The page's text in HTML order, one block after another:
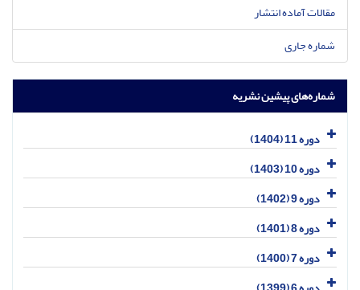
مقالات آماده انتشار
شماره جاری
شماره‌های پیشین نشریه
دوره 11 (1404)
دوره 10 (1403)
دوره 9 (1402)
دوره 8 (1401)
دوره 7 (1400)